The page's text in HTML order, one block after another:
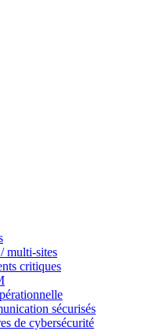
multi-sites
critiques
sécurisés
de cybersécurité